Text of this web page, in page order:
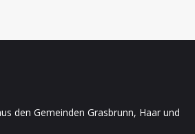
den Gemeinden Grasbrunn, Haar und